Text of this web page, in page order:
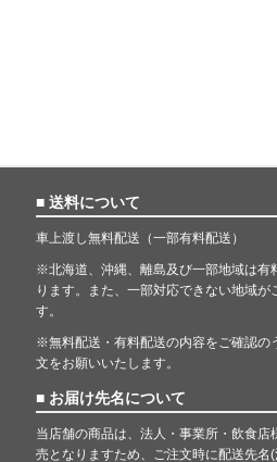
■ 送料について
車上渡し無料配送（一部有料配送）
※北海道、沖縄、離島及び一部地域は有
ります。また、一部対応できない地域が
す。
※無料配送・有料配送の内容をご確認の
文をお願いいたします。
■ お届け先名について
当店舗の商品は、法人・事業所・飲食店
売となりますため、ご注文時に配送先名